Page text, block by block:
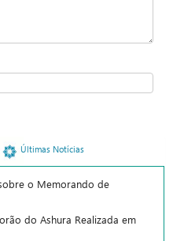
Últimas Notícias
o Memorando de
do Ashura Realizada em